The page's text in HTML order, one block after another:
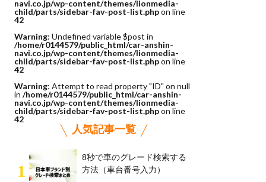
navi.co.jp/wp-content/themes/lionmedia-
child/parts/sidebar-fav-post-list.phpon line
42
Warning: Undefined variable $post in
/home/r0144579/public_html/car-anshin-
navi.co.jp/wp-content/themes/lionmedia-
child/parts/sidebar-fav-post-list.phpon line
42
Warning: Attempt to read property "ID" on null
in /home/r0144579/public_html/car-anshin-
navi.co.jp/wp-content/themes/lionmedia-
child/parts/sidebar-fav-post-list.phpon line
42
人気記事一覧
1
8秒で車のグレード検索する
方法（車台番号入力）